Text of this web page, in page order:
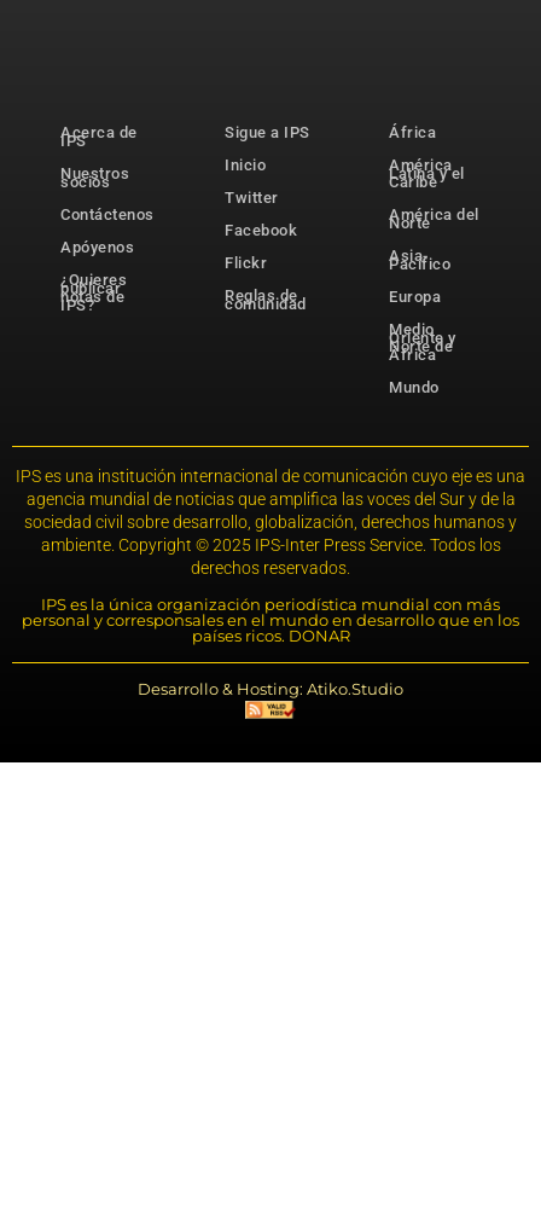
Acerca de
IPS
Nuestros
socios
Contáctenos
Apóyenos
¿Quieres
publicar
notas de
IPS?
Sigue a IPS
Inicio
Twitter
Facebook
Flickr
Reglas de
comunidad
África
América
Latina y el
Caribe
América del
Norte
Asia-
Pacífico
Europa
Medio
Oriente y
Norte de
África
Mundo
IPS es una institución internacional de comunicación cuyo eje es una
agencia mundial de noticias que amplifica las voces del Sur y de la
sociedad civil sobre desarrollo, globalización, derechos humanos y
ambiente. Copyright © 2025 IPS-Inter Press Service. Todos los
derechos reservados.
IPS es la única organización periodística mundial con más
personal y corresponsales en el mundo en desarrollo que en los
países ricos. DONAR
Desarrollo & Hosting: Atiko.Studio